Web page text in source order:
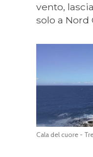
vento,
solo a Nord
Cala del cuore -